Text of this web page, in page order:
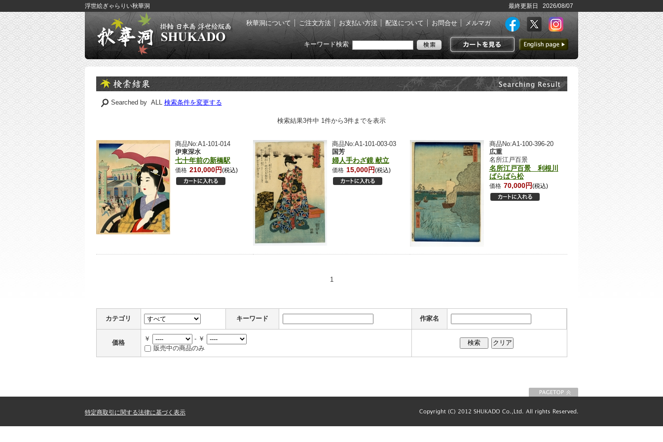
浮世絵ぎゃらりい秋華洞 最終更新日 2026/08/07
秋華洞について ご注文方法 お支払い方法 配送について お問合せ メルマガ
カートを見る
英語ページへ
キーワード検索
Searched by ALL 検索条件を変更する
検索結果3件中 1件から3件までを表示
商品No:A1-101-014
伊東深水
七十年前の新橋駅
価格 210,000円(税込)
商品No:A1-101-003-03
国芳
婦人手わざ鏡 献立
価格 15,000円(税込)
商品No:A1-100-396-20
広重
名所江戸百景
名所江戸百景 利根川
ばらばら松
価格 70,000円(税込)
1
カテゴリ キーワード 作家名
価格
￥
- ￥
販売中の商品のみ
頭に戻る
特定商取引に関する法律に基づく表示